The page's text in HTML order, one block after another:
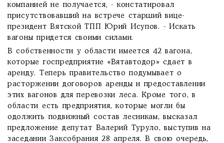
компанией не получается, - констатировал
присутствовавший на встрече старший вице-
президент Вятской ТПП Юрий Исупов. - Искать
вагоны придется своими силами.
В собственности у области имеется 42 вагона,
которые госпредприятие «Вятавтодор» сдает в
аренду. Теперь правительство подумывает о
расторжении договоров аренды и предоставлении
этих вагонов для перевозки леса. Кроме того, в
области есть предприятия, которые могли бы
одолжить подвижный состав лесникам, высказал
предложение депутат Валерий Туруло, выступив на
заседании Заксобрания 28 апреля. В свою очередь,